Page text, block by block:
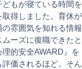
もが寝ている時間を
得しました。育休が
雰囲気を知れる情報
ーズに復職できたと
的安全AWARD』を
価されるほど。そん